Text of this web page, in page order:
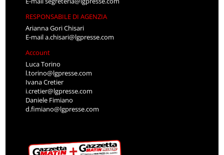
RESPONSABILE DI AGENZIA
Arianna Gori Chisari
E-maila.chisari@lgpresse.com
Account
Luca Torino
l.torino@lgpresse.com
Ivana Cretier
i.cretier@lgpresse.com
Daniele Fimiano
d.fimiano@lgpresse.com